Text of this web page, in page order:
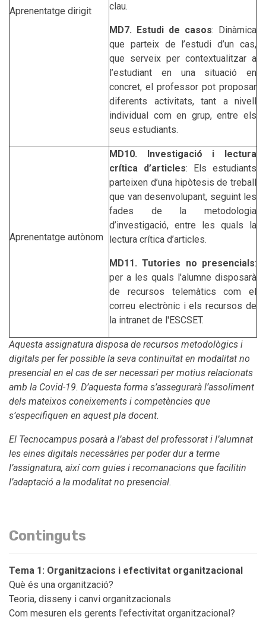
Aprenentatge dirigit
clau.
MD7. Estudi de casos: Dinàmica
que parteix de l’estudi d’un cas,
que serveix per contextualitzar a
l’estudiant en una situació en
concret, el professor pot proposar
diferents activitats, tant a nivell
individual com en grup, entre els
seus estudiants.
Aprenentatge autònom
MD10. Investigació i lectura
crítica d’articles: Els estudiants
parteixen d’una hipòtesis de treball
que van desenvolupant, seguint les
fades de la metodologia
d’investigació, entre les quals la
lectura crítica d’articles.
MD11. Tutories no presencials:
per a les quals l'alumne disposarà
de recursos telemàtics com el
correu electrònic i els recursos de
la intranet de l'ESCSET.
Aquesta assignatura disposa de recursos metodològics i
digitals per fer possible la seva continuïtat en modalitat no
presencial en el cas de ser necessari per motius relacionats
amb la Covid-19. D’aquesta forma s’assegurarà l’assoliment
dels mateixos coneixements i competències que
s’especifiquen en aquest pla docent.
El Tecnocampus posarà a l’abast del professorat i l’alumnat
les eines digitals necessàries per poder dur a terme
l’assignatura, així com guies i recomanacions que facilitin
l’adaptació a la modalitat no presencial.
Continguts
Tema 1: Organitzacions i efectivitat organitzacional
Què és una organització?
Teoria, disseny i canvi organitzacionals
Com mesuren els gerents l'efectivitat organitzacional?